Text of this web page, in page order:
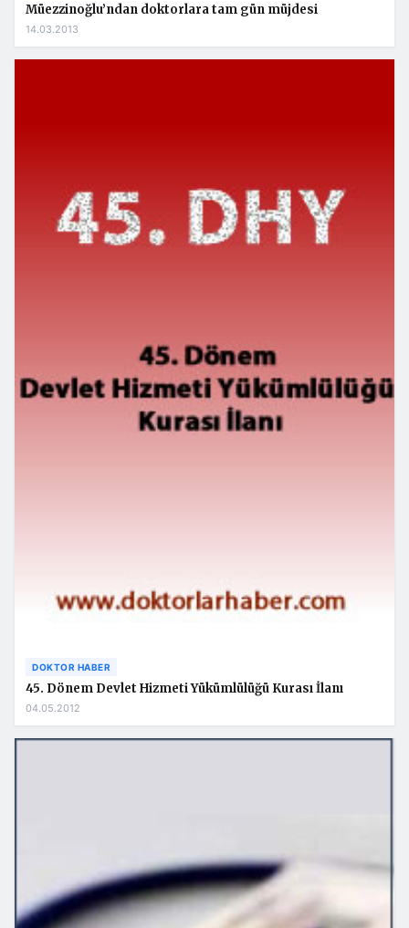
Müezzinoğlu’ndan doktorlara tam gün müjdesi
14.03.2013
DOKTOR HABER
45. Dönem Devlet Hizmeti Yükümlülüğü Kurası İlanı
04.05.2012